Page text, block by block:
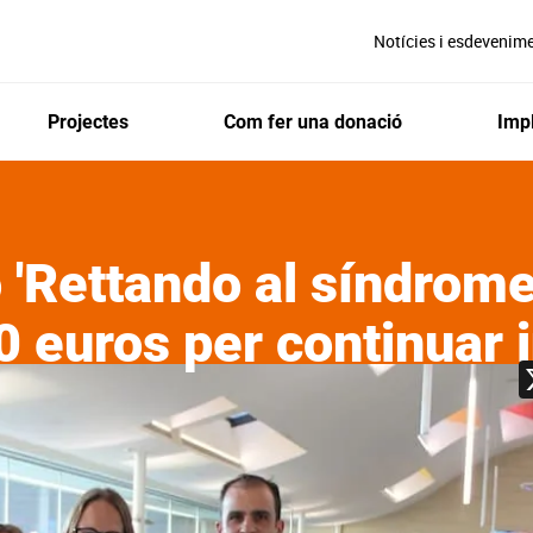
Notícies i
Projectes Com fer una donació
'Rettando al
euros per continuar